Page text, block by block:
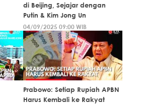
di Beijing, Sejajar dengan
Putin & Kim Jong Un
04/09/2025 09:00 WIB
Prabowo: Setiap Rupiah APBN
Harus Kembali ke Rakyat